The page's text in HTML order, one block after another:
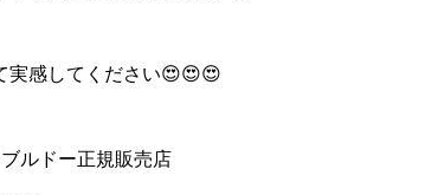
実感してください😍😍😍
ルドー正規販売店